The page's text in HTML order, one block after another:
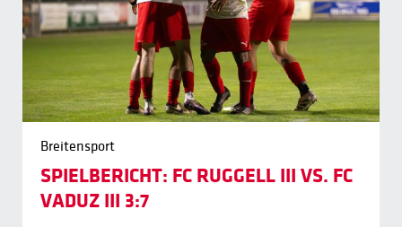
Breitensport
SPIELBERICHT: FC RUGGELL III VS. FC
VADUZ III 3:7